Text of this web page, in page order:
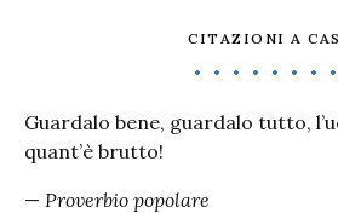
CITAZIONI A
Guardalo bene, guardalo tutto,
quant’è brutto!
— Proverbio popolare